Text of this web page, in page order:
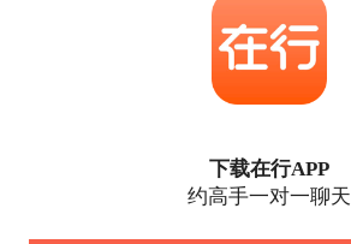
下载在行APP
约高手一对一聊天